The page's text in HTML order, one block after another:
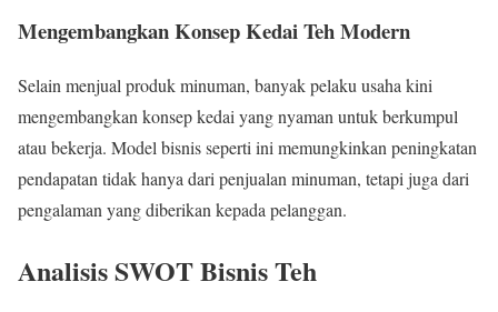
Mengembangkan Konsep Kedai Teh Modern
Selain menjual produk minuman, banyak pelaku usaha kini
mengembangkan konsep kedai yang nyaman untuk berkumpul
atau bekerja. Model bisnis seperti ini memungkinkan peningkatan
pendapatan tidak hanya dari penjualan minuman, tetapi juga dari
pengalaman yang diberikan kepada pelanggan.
Analisis SWOT Bisnis Teh